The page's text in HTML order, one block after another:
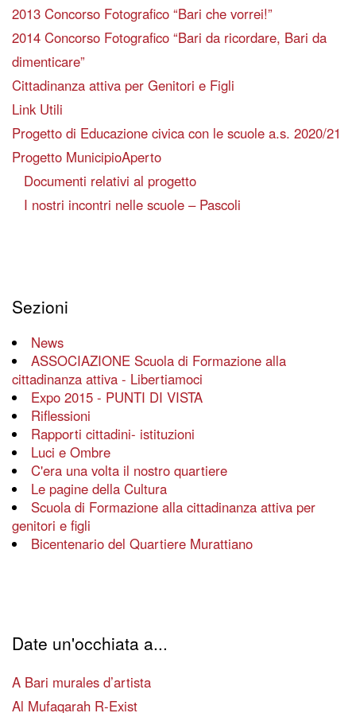
2013 Concorso Fotografico “Bari che vorrei!”
2014 Concorso Fotografico “Bari da ricordare, Bari da
dimenticare”
Cittadinanza attiva per Genitori e Figli
Link Utili
Progetto di Educazione civica con le scuole a.s. 2020/21
Progetto MunicipioAperto
Documenti relativi al progetto
I nostri incontri nelle scuole – Pascoli
Sezioni
News
ASSOCIAZIONE Scuola di Formazione alla
cittadinanza attiva - Libertiamoci
Expo 2015 - PUNTI DI VISTA
Riflessioni
Rapporti cittadini- istituzioni
Luci e Ombre
C'era una volta il nostro quartiere
Le pagine della Cultura
Scuola di Formazione alla cittadinanza attiva per
genitori e figli
Bicentenario del Quartiere Murattiano
Date un'occhiata a...
A Bari murales d’artista
Al Mufaqarah R-Exist